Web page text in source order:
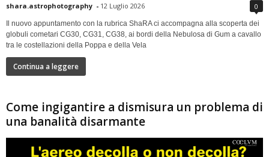
shara.astrophotography - 12 Luglio 2026 0
Il nuovo appuntamento con la rubrica ShaRA ci accompagna alla scoperta dei
globuli cometari CG30, CG31, CG38, ai bordi della Nebulosa di Gum a cavallo
tra le costellazioni della Poppa e della Vela
Continua a leggere
Come ingigantire a dismisura un problema di
una banalità disarmante